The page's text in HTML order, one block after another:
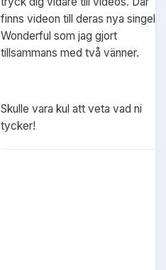
finns videon till deras nya singel
Wonderful som jag gjort
tillsammans med två vänner.
Skulle vara kul att veta vad ni
tycker!